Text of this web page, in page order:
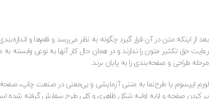
بعد از اینکه متن در آن قرار گیرد چگونه به نظر می‌رسد و قلم‌ها و
رعایت حق تکثیر متون را ندارند و در همان حال کار آنها به نوعی وابسته
مرحله طراحی و صفحه‌بندی را به پایان برند.
لورم ایپسوم یا طرح‌نما به متنی آزمایشی و بی‌معنی در صنعت چاپ،
پر کردن صفحه و ارایه اولیه شکل ظاهری و کلی طرح سفارش گرفته شده